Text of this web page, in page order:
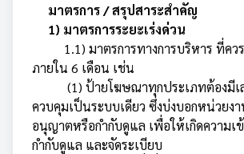
มาตรการ / สรุปสาระสำคัญ
1) มาตรการระยะเร่งด่วน
1.1) มาตรการทางการบริหาร ที่ควร
ภายใน 6 เดือน เช่น
(1) ป้ายโฆษณาทุกประเภทต้องมีเ
ควบคุมเป็นระบบเดียว ซึ่งบ่งบอกหน่วยง
อนุญาตหรือกำกับดูแล เพื่อให้เกิดความเ
กำกับดูแล และจัดระเบียบ